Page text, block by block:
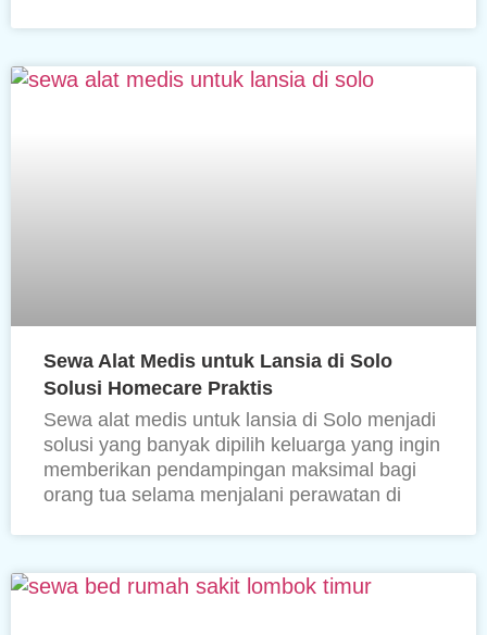
Sewa Alat Medis untuk Lansia di Solo
Solusi Homecare Praktis
Sewa alat medis untuk lansia di Solo menjadi
solusi yang banyak dipilih keluarga yang ingin
memberikan pendampingan maksimal bagi
orang tua selama menjalani perawatan di